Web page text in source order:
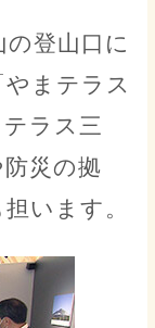
登山口に
まテラス
ラス三
災の拠
います。